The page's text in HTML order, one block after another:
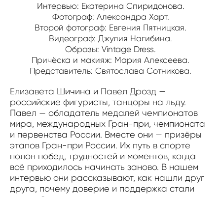
Интервью: Екатерина Спиридонова.
Фотограф: Александра Харт.
Второй фотограф: Евгения Пятницкая.
Видеограф: Джулия Нагибина.
Образы: Vintage Dress.
Причёска и макияж: Мария Алексеева.
Представитель: Святослава Сотникова.
Елизавета Шичина и Павел Дрозд —
российские фигуристы, танцоры на льду.
Павел — обладатель медалей чемпионатов
мира, международных Гран-при, чемпионата
и первенства России. Вместе они — призёры
этапов Гран-при России. Их путь в спорте
полон побед, трудностей и моментов, когда
всё приходилось начинать заново. В нашем
интервью они рассказывают, как нашли друг
друга, почему доверие и поддержка стали